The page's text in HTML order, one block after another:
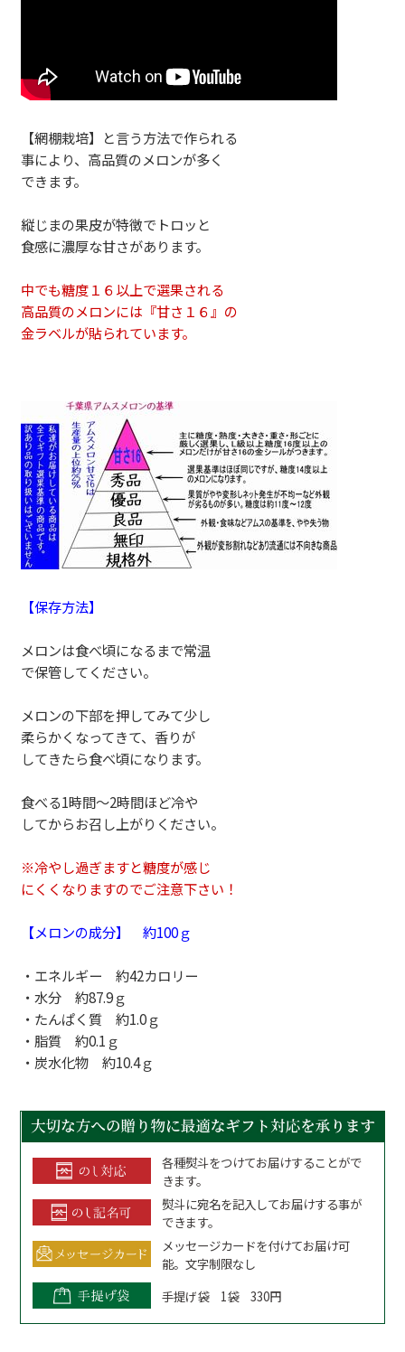
【網棚栽培】と言う方法で作られる
事により、高品質のメロンが多く
できます。
縦じまの果皮が特徴でトロッと
食感に濃厚な甘さがあります。
中でも糖度１６以上で選果される
高品質のメロンには『甘さ１６』の
金ラベルが貼られています。
【保存方法】
メロンは食べ頃になるまで常温
で保管してください。
メロンの下部を押してみて少し
柔らかくなってきて、香りが
してきたら食べ頃になります。
食べる1時間〜2時間ほど冷や
してからお召し上がりください。
※冷やし過ぎますと糖度が感じ
にくくなりますのでご注意下さい！
【メロンの成分】 約100ｇ
・エネルギー 約42カロリー
・水分 約87.9ｇ
・たんぱく質 約1.0ｇ
・脂質 約0.1ｇ
・炭水化物 約10.4ｇ
各種熨斗をつけてお届けすることがで
きます。
熨斗に宛名を記入してお届けする事が
できます。
メッセージカードを付けてお届け可
能。文字制限なし
手提げ袋 1袋 330円